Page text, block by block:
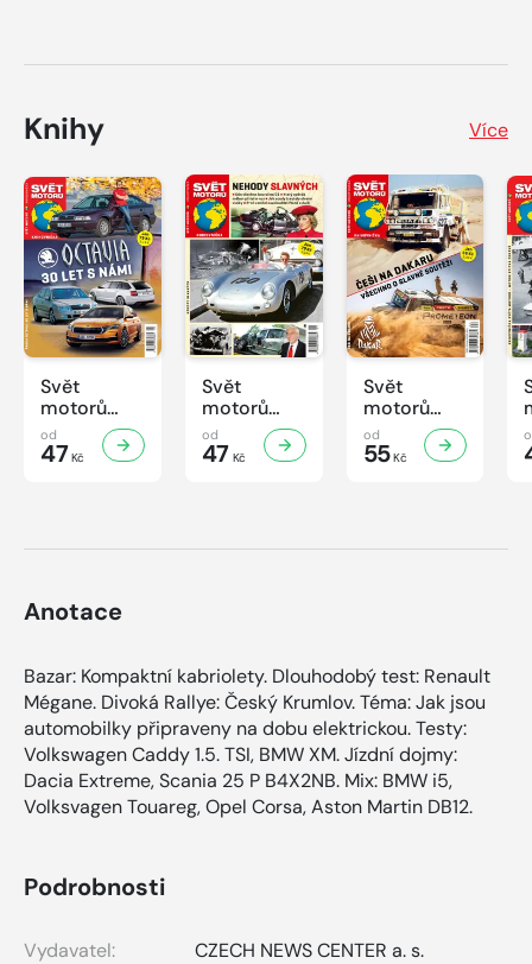
Knihy Více
Svět
motorů
Knihovnička
2/2026
od
47 Kč
Svět
motorů
Knihovnička
1/2026
od
47 Kč
Svět
motorů
Knihovnička
4/2025
od
55Kč
Anotace
Bazar: Kompaktní kabriolety. Dlouhodobý test: Renault
Mégane. Divoká Rallye: Český Krumlov. Téma: Jak jsou
automobilky připraveny na dobu elektrickou. Testy:
Volkswagen Caddy 1.5. TSI, BMW XM. Jízdní dojmy:
Dacia Extreme, Scania 25 P B4X2NB. Mix: BMW i5,
Volksvagen Touareg, Opel Corsa, Aston Martin DB12.
Podrobnosti
Vydavatel:
CZECH NEWS CENTER a. s.